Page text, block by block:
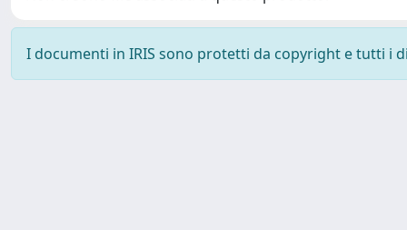
I documenti in IRIS sono protetti da copyright e tutti i